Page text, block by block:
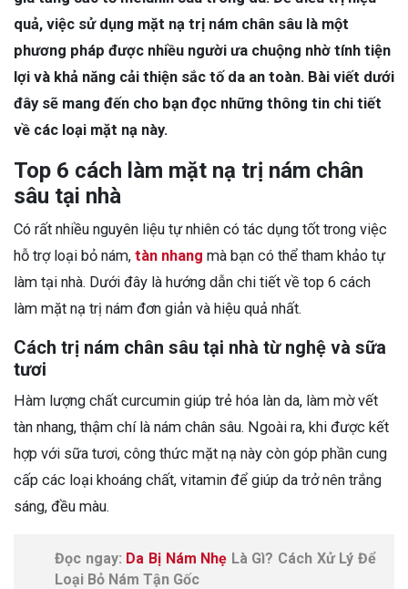
quả, việc sử dụng mặt nạ trị nám chân sâu là một
phương pháp được nhiều người ưa chuộng nhờ tính tiện
lợi và khả năng cải thiện sắc tố da an toàn. Bài viết dưới
đây sẽ mang đến cho bạn đọc những thông tin chi tiết
về các loại mặt nạ này.
Top 6 cách làm mặt nạ trị nám chân
sâu tại nhà
Có rất nhiều nguyên liệu tự nhiên có tác dụng tốt trong việc
hỗ trợ loại bỏ nám, tàn nhang mà bạn có thể tham khảo tự
làm tại nhà. Dưới đây là hướng dẫn chi tiết về top 6 cách
làm mặt nạ trị nám đơn giản và hiệu quả nhất.
Cách trị nám chân sâu tại nhà từ nghệ và sữa
tươi
Hàm lượng chất curcumin giúp trẻ hóa làn da, làm mờ vết
tàn nhang, thậm chí là nám chân sâu. Ngoài ra, khi được kết
hợp với sữa tươi, công thức mặt nạ này còn góp phần cung
cấp các loại khoáng chất, vitamin để giúp da trở nên trắng
sáng, đều màu.
Đọc ngay: Da Bị Nám Nhẹ Là Gì? Cách Xử Lý Để
Loại Bỏ Nám Tận Gốc